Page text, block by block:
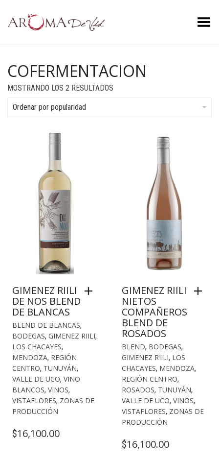
Menú
COFERMENTACION
MOSTRANDO LOS 2 RESULTADOS
Ordenar por popularidad
GIMENEZ RIILI
DE NOS BLEND
DE BLANCAS
BLEND DE BLANCAS,
BODEGAS, GIMENEZ RIILI,
LOS CHACAYES,
MENDOZA, REGIÓN
CENTRO, TUNUYÁN,
VALLE DE UCO, VINO
BLANCOS, VINOS,
VISTAFLORES, ZONAS DE
PRODUCCIÓN
$16,100.00
GIMENEZ RIILI
NIETOS
COMPAÑEROS
BLEND DE
ROSADOS
BLEND, BODEGAS,
GIMENEZ RIILI, LOS
CHACAYES, MENDOZA,
REGIÓN CENTRO,
ROSADOS, TUNUYÁN,
VALLE DE UCO, VINOS,
VISTAFLORES, ZONAS DE
PRODUCCIÓN
$16,100.00